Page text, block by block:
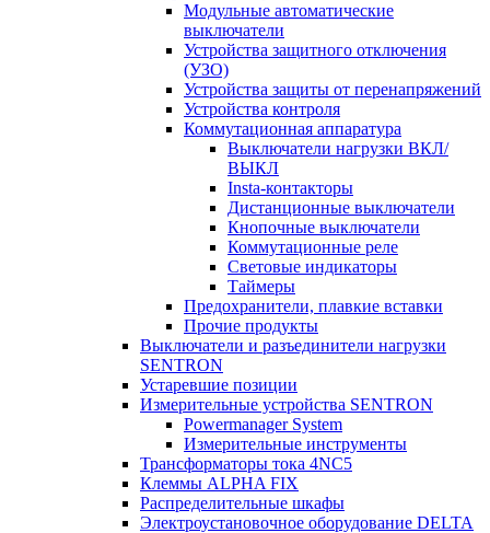
Модульные автоматические
выключатели
Устройства защитного отключения
(УЗО)
Устройства защиты от перенапряжений
Устройства контроля
Коммутационная аппаратура
Выключатели нагрузки ВКЛ/
ВЫКЛ
Insta-контакторы
Дистанционные выключатели
Кнопочные выключатели
Коммутационные реле
Световые индикаторы
Таймеры
Предохранители, плавкие вставки
Прочие продукты
Выключатели и разъединители нагрузки
SENTRON
Устаревшие позиции
Измерительные устройства SENTRON
Powermanager System
Измерительные инструменты
Трансформаторы тока 4NC5
Клеммы ALPHA FIX
Распределительные шкафы
Электроустановочное оборудование DELTA